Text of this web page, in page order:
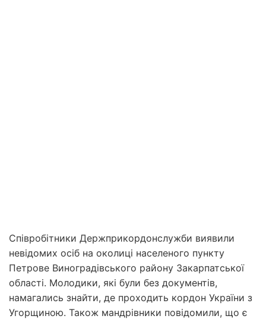
Співробітники Держприкордонслужби виявили
невідомих осіб на околиці населеного пункту
Петрове Виноградівського району Закарпатської
області. Молодики, які були без документів,
намагались знайти, де проходить кордон України з
Угорщиною. Також мандрівники повідомили, що є